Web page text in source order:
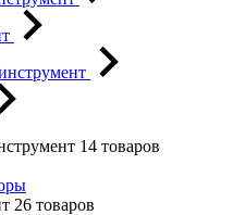
14 товаров
26 товаров